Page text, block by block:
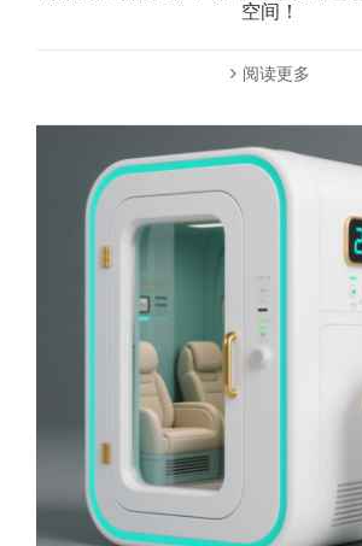
空间！
阅读更多